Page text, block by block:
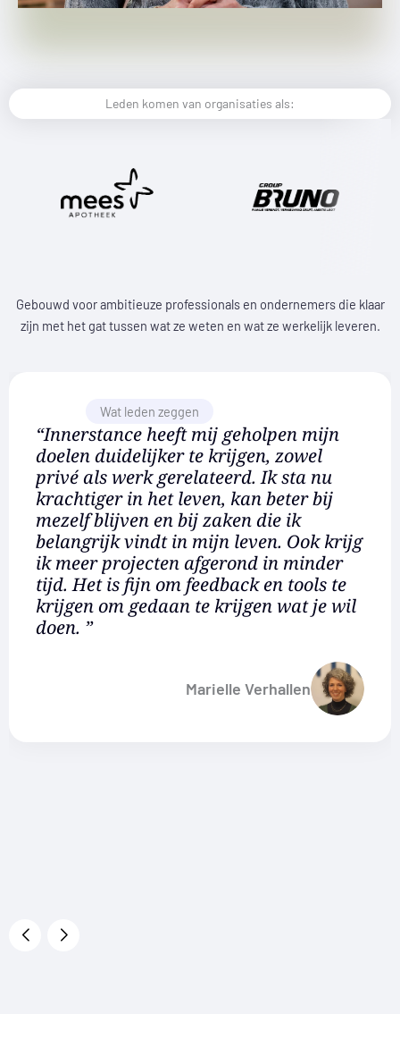
Leden komen van organisaties als:
Gebouwd voor ambitieuze professionals en ondernemers die klaar
zijn met het gat tussen wat ze weten en wat ze werkelijk leveren.
Wat leden zeggen
“Innerstance heeft mij geholpen mijn
doelen duidelijker te krijgen, zowel
privé als werk gerelateerd. Ik sta nu
krachtiger in het leven, kan beter bij
mezelf blijven en bij zaken die ik
belangrijk vindt in mijn leven. Ook krijg
ik meer projecten afgerond in minder
tijd. Het is fijn om feedback en tools te
krijgen om gedaan te krijgen wat je wil
doen. ”
Marielle Verhallen